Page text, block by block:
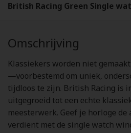
British Racing Green Single
Omschrijving
Klassiekers worden niet
—voorbestemd om uniek,
tijdloos te zijn. British Racing is
uitgegroeid tot een echte
meesterwerk. Geef je horloge de
verdient met de single watch